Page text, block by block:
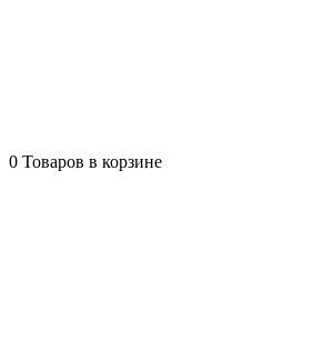
0 Товаров в корзине